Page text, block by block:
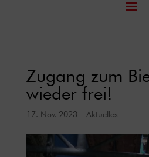
Zugang zum
wieder frei!
17. Nov. 2023 Aktuelles